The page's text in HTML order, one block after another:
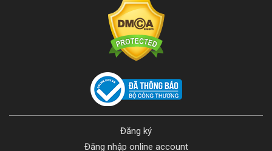
Đăng ký
Đăng nhập online account